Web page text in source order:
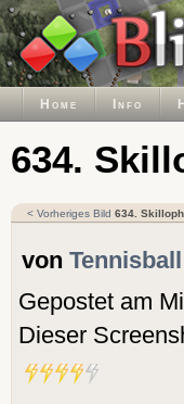
Home Info
634.
< Vorheriges Bild 634.
von Tennisball
Gepostet am
Dieser